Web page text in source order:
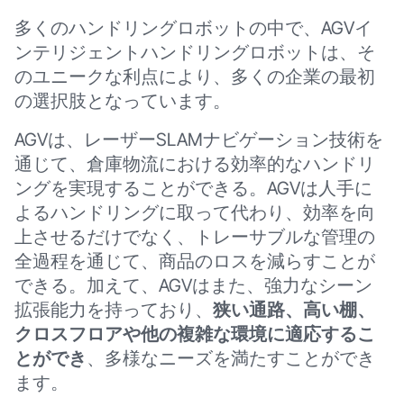
多くのハンドリングロボットの中で、AGVイ
ンテリジェントハンドリングロボットは、そ
のユニークな利点により、多くの企業の最初
の選択肢となっています。
AGVは、レーザーSLAMナビゲーション技術を
通じて、倉庫物流における効率的なハンドリ
ングを実現することができる。AGVは人手に
よるハンドリングに取って代わり、効率を向
上させるだけでなく、トレーサブルな管理の
全過程を通じて、商品のロスを減らすことが
できる。加えて、AGVはまた、強力なシーン
拡張能力を持っており、 狭い通路、高い棚、
クロスフロアや他の複雑な環境に適応するこ
とができ 、多様なニーズを満たすことができ
ます。